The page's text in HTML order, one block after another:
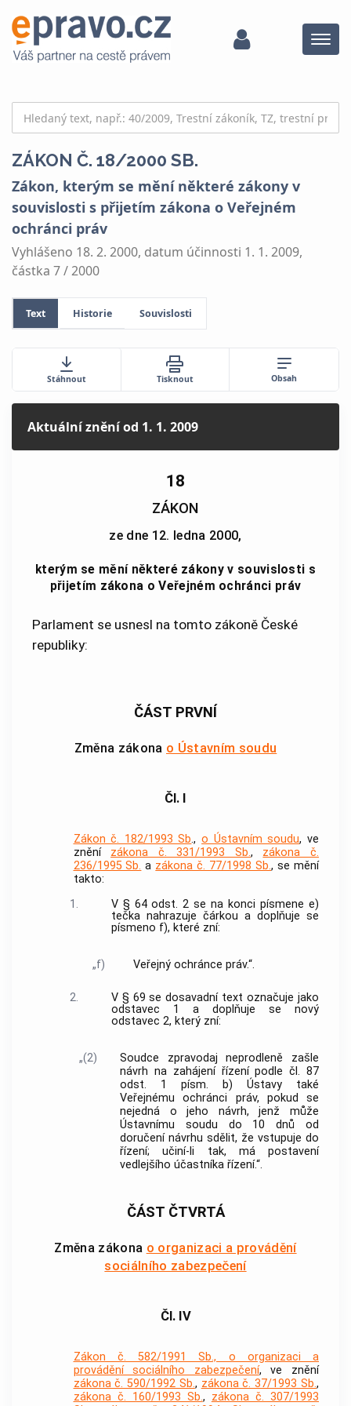
Menu
ZÁKON Č. 18/2000 SB.
Zákon, kterým se mění některé zákony v
souvislosti s přijetím zákona o Veřejném
ochránci práv
Vyhlášeno 18. 2. 2000, datum účinnosti 1. 1. 2009,
částka 7 / 2000
Text Historie Souvislosti
Stáhnout Tisknout Obsah
Aktuální zněníod 1. 1. 2009
18
ZÁKON
ze dne 12. ledna 2000,
kterým se mění některé zákony v souvislosti s
přijetím zákona o Veřejném ochránci práv
Parlament se usnesl na tomto zákoně České
republiky:
ČÁST PRVNÍ
Změna zákona o Ústavním soudu
Čl. I
Zákon č. 182/1993 Sb.,o Ústavním soudu, ve
znění zákona č. 331/1993 Sb., zákona č.
236/1995 Sb. a zákona č. 77/1998 Sb., se mění
takto:
1.
V § 64 odst. 2 se na konci písmene e)
tečka nahrazuje čárkou a doplňuje se
písmeno f), které zní:
„f) Veřejný ochránce práv.“.
2.
V § 69 se dosavadní text označuje jako
odstavec 1 a doplňuje se nový
odstavec 2, který zní:
„(2)
Soudce zpravodaj neprodleně zašle
návrh na zahájení řízení podle čl. 87
odst. 1 písm. b) Ústavy také
Veřejnému ochránci práv, pokud se
nejedná o jeho návrh, jenž může
Ústavnímu soudu do 10 dnů od
doručení návrhu sdělit, že vstupuje do
řízení; učiní-li tak, má postavení
vedlejšího účastníka řízení.“.
ČÁST ČTVRTÁ
Změna zákona o organizaci a provádění
sociálního zabezpečení
Čl. IV
Zákon č. 582/1991 Sb., o organizaci a
provádění sociálního zabezpečení, ve znění
zákona č. 590/1992 Sb., zákona č. 37/1993 Sb.,
zákona č. 160/1993 Sb., zákona č. 307/1993